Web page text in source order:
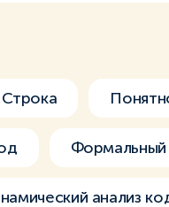
Строка
Формальный
анализ